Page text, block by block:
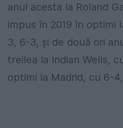
anul acesta la Roland
impus în 2019 în optimi
3, 6-3, şi de două ori
treilea la Indian Wells,
optimi la Madrid, cu 6-